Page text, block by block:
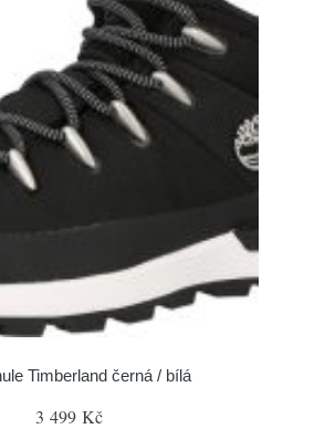
Timberland černá / bílá
3 499 Kč